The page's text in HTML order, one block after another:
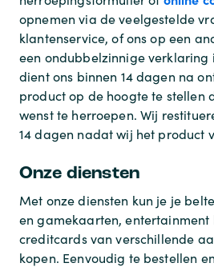
opnemen via de veelgestelde
klantenservice, of ons op een
een ondubbelzinnige verklaring
dient ons binnen 14 dagen na
product op de hoogte te stellen
wenst te herroepen. Wij
14 dagen nadat wij het product
Onze diensten
Met onze diensten kun je je
en gamekaarten,
creditcards van verschillende
kopen. Eenvoudig te bestellen